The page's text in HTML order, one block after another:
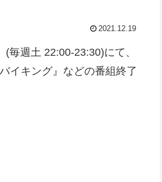
2021.12.19
毎週土 22:00-23:30)にて、
イキング』などの番組終了